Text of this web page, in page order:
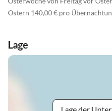
Ostern 140,00 € pro
Lage